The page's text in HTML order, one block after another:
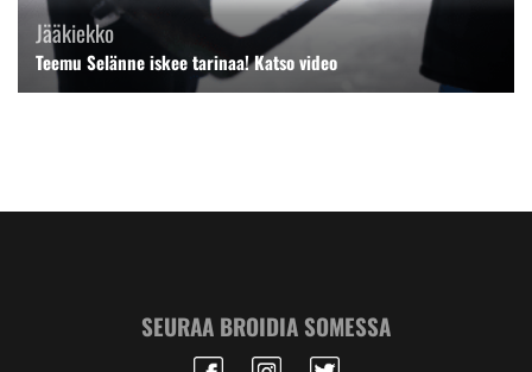
Jääkiekko
Teemu Selänne iskee tarinaa! Katso video
SEURAA BROIDIA SOMESSA